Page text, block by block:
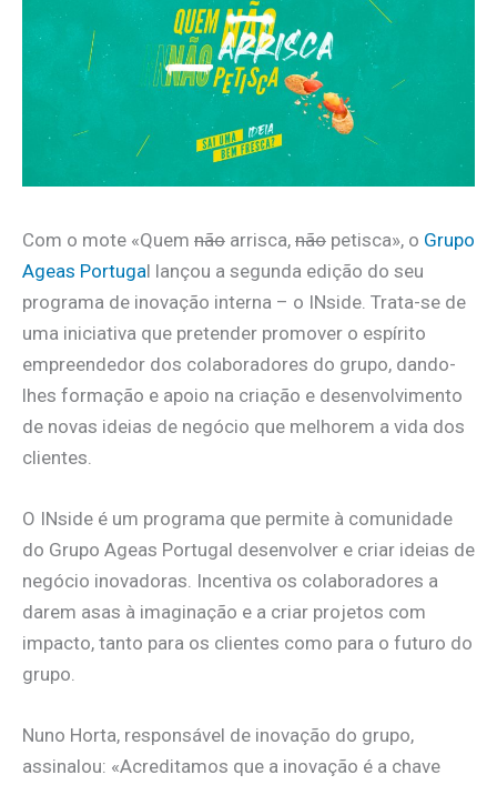
Com o mote «Quem não arrisca, não petisca», o Grupo
Ageas Portugal lançou a segunda edição do seu
programa de inovação interna – o INside. Trata-se de
uma iniciativa que pretender promover o espírito
empreendedor dos colaboradores do grupo, dando-
lhes formação e apoio na criação e desenvolvimento
de novas ideias de negócio que melhorem a vida dos
clientes.
O INside é um programa que permite à comunidade
do Grupo Ageas Portugal desenvolver e criar ideias de
negócio inovadoras. Incentiva os colaboradores a
darem asas à imaginação e a criar projetos com
impacto, tanto para os clientes como para o futuro do
grupo.
Nuno Horta, responsável de inovação do grupo,
assinalou: «Acreditamos que a inovação é a chave